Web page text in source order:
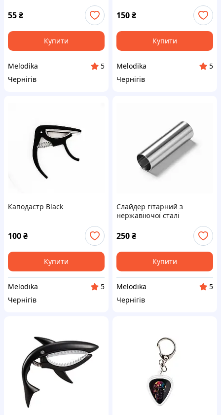
55₴
Купити
Melodika
5
Чернігів
150₴
Купити
Melodika
5
Чернігів
Каподастр Black
100₴
Купити
Melodika
5
Чернігів
Слайдер гітарний з
нержавіючої сталі
250₴
Купити
Melodika
5
Чернігів